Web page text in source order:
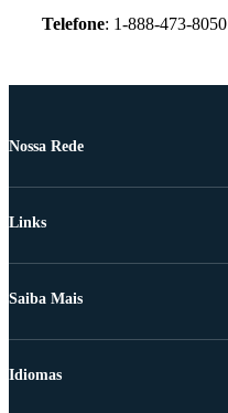
Telefone: 1-888-473-8050
Nossa Rede
Links
Saiba Mais
Idiomas